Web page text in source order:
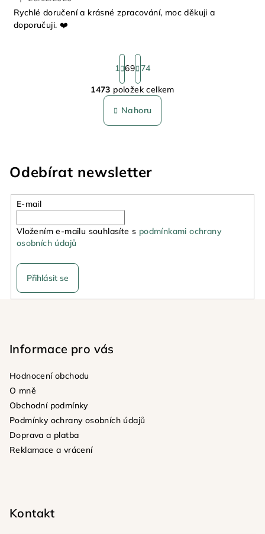
Rychlé doručení a krásné zpracování, moc děkuji a
doporučuji. ❤️
O
v
l
c
í
v
p
S
t
r
á
n
k
o
í
1 69
74
1473 položek celkem
Nahoru
Odebírat newsletter
E-mail
Vložením e-mailu souhlasíte s podmínkami ochrany
osobních údajů
Přihlásit se
Informace pro vás
Hodnocení obchodu
O mně
Obchodní podmínky
Podmínky ochrany osobních údajů
Doprava a platba
Reklamace a vrácení
Kontakt